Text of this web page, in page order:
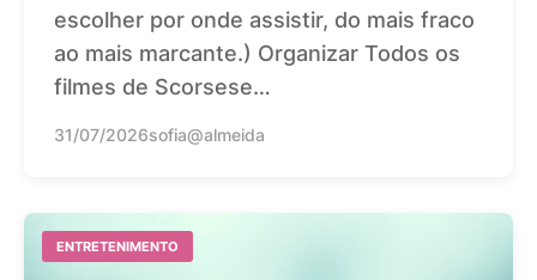
escolher por onde assistir, do mais fraco
ao mais marcante.) Organizar Todos os
filmes de Scorsese…
31/07/2026sofia@almeida
ENTRETENIMENTO